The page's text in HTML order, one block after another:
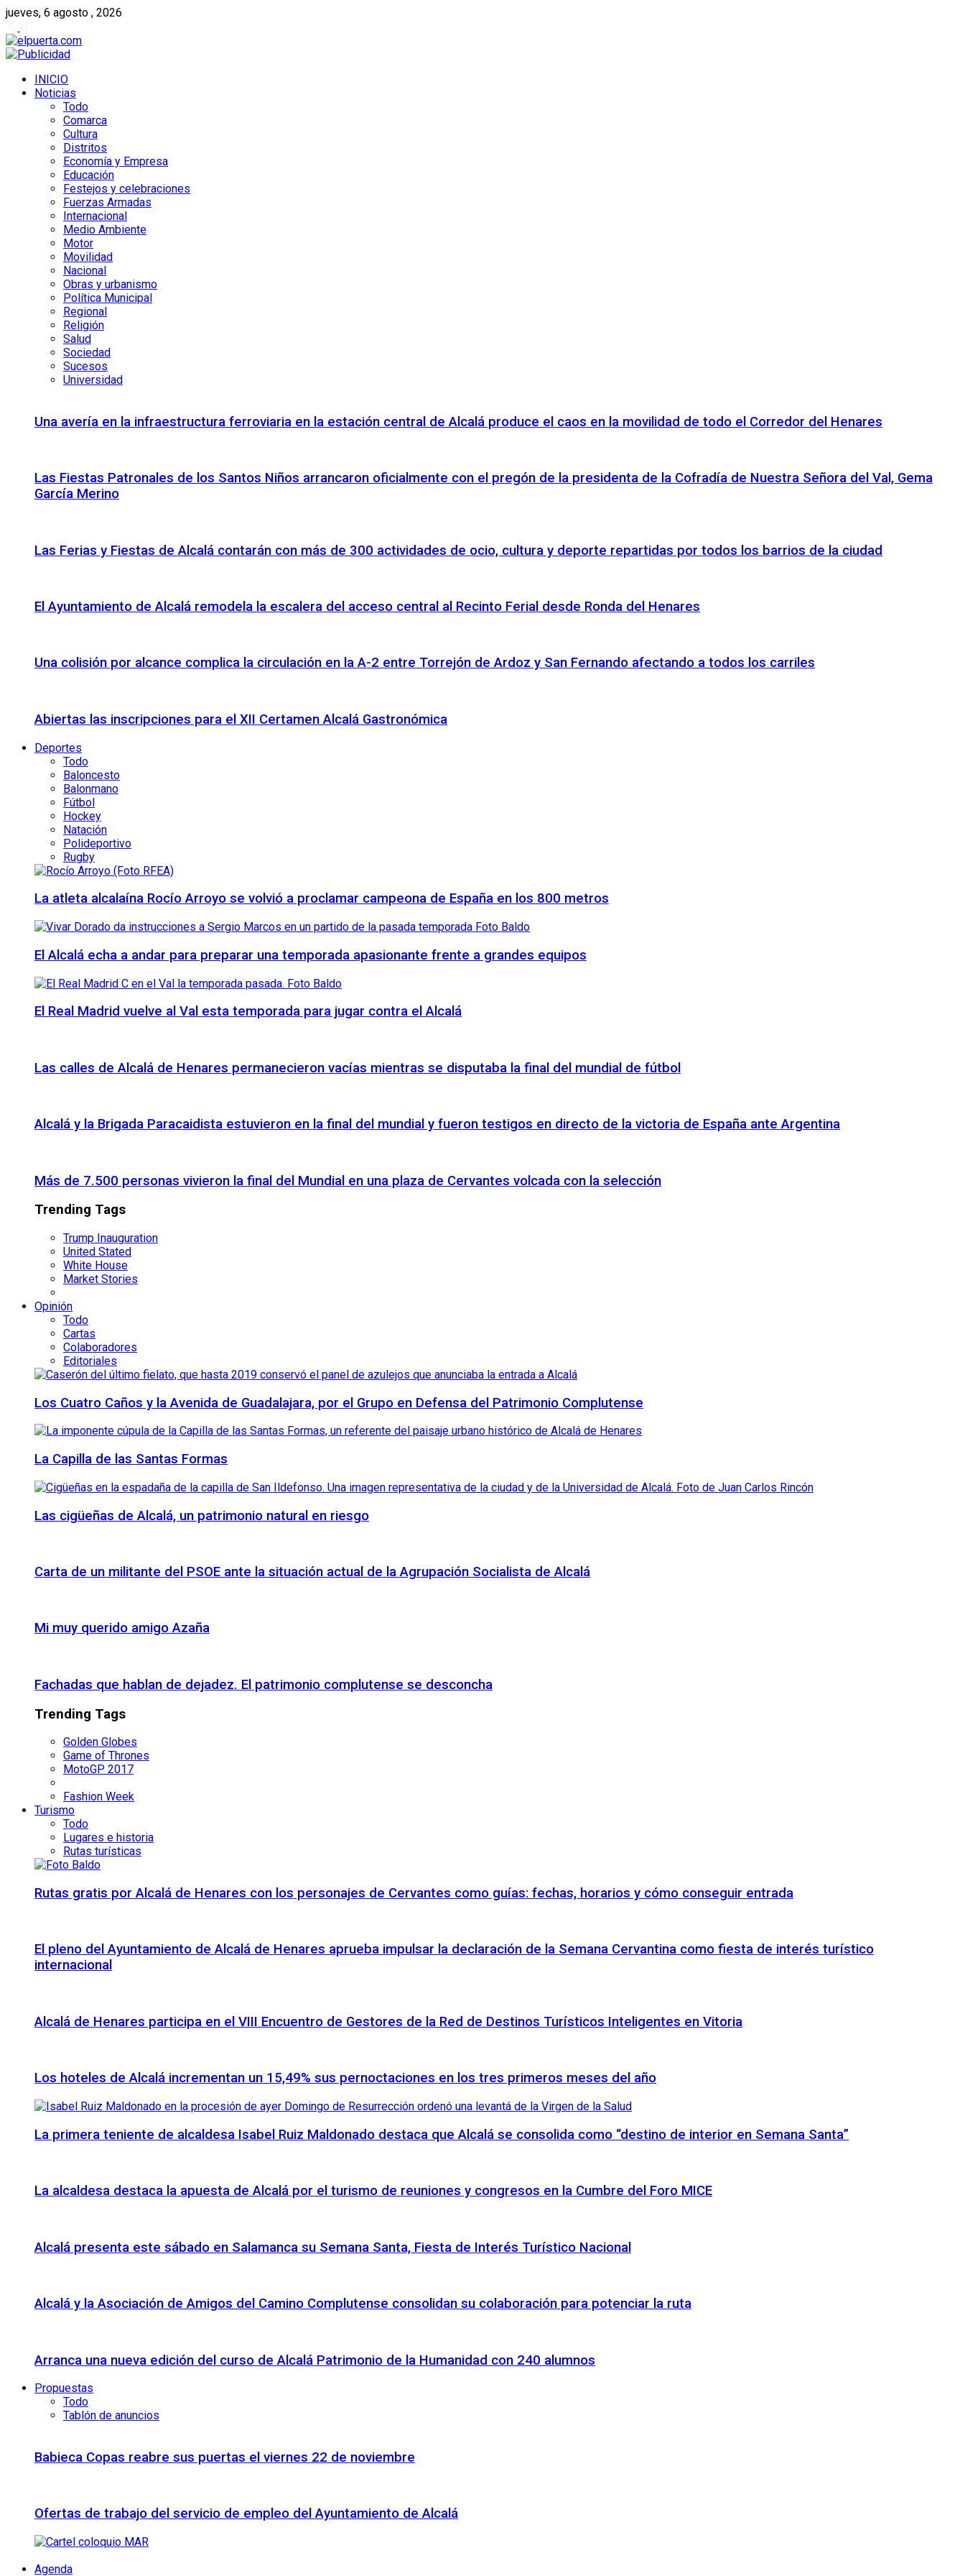
jueves, 6 agosto , 2026
INICIO
Noticias
Todo
Comarca
Cultura
Distritos
Economía y Empresa
Educación
Festejos y celebraciones
Fuerzas Armadas
Internacional
Medio Ambiente
Motor
Movilidad
Nacional
Obras y urbanismo
Política Municipal
Regional
Religión
Salud
Sociedad
Sucesos
Universidad
Una avería en la infraestructura ferroviaria en la estación central de Alcalá produce el caos en la movilidad de todo el Corredor del Henares
Las Fiestas Patronales de los Santos Niños arrancaron oficialmente con el pregón de la presidenta de la Cofradía de Nuestra Señora del Val, Gema
García Merino
Las Ferias y Fiestas de Alcalá contarán con más de 300 actividades de ocio, cultura y deporte repartidas por todos los barrios de la ciudad
El Ayuntamiento de Alcalá remodela la escalera del acceso central al Recinto Ferial desde Ronda del Henares
Una colisión por alcance complica la circulación en la A-2 entre Torrejón de Ardoz y San Fernando afectando a todos los carriles
Abiertas las inscripciones para el XII Certamen Alcalá Gastronómica
Deportes
Todo
Baloncesto
Balonmano
Fútbol
Hockey
Natación
Polideportivo
Rugby
La atleta alcalaína Rocío Arroyo se volvió a proclamar campeona de España en los 800 metros
El Alcalá echa a andar para preparar una temporada apasionante frente a grandes equipos
El Real Madrid vuelve al Val esta temporada para jugar contra el Alcalá
Las calles de Alcalá de Henares permanecieron vacías mientras se disputaba la final del mundial de fútbol
Alcalá y la Brigada Paracaidista estuvieron en la final del mundial y fueron testigos en directo de la victoria de España ante Argentina
Más de 7.500 personas vivieron la final del Mundial en una plaza de Cervantes volcada con la selección
Trending Tags
Trump Inauguration
United Stated
White House
Market Stories
Opinión
Todo
Cartas
Colaboradores
Editoriales
Los Cuatro Caños y la Avenida de Guadalajara, por el Grupo en Defensa del Patrimonio Complutense
La Capilla de las Santas Formas
Las cigüeñas de Alcalá, un patrimonio natural en riesgo
Carta de un militante del PSOE ante la situación actual de la Agrupación Socialista de Alcalá
Mi muy querido amigo Azaña
Fachadas que hablan de dejadez. El patrimonio complutense se desconcha
Trending Tags
Golden Globes
Game of Thrones
MotoGP 2017
Fashion Week
Turismo
Todo
Lugares e historia
Rutas turísticas
Rutas gratis por Alcalá de Henares con los personajes de Cervantes como guías: fechas, horarios y cómo conseguir entrada
El pleno del Ayuntamiento de Alcalá de Henares aprueba impulsar la declaración de la Semana Cervantina como fiesta de interés turístico
internacional
Alcalá de Henares participa en el VIII Encuentro de Gestores de la Red de Destinos Turísticos Inteligentes en Vitoria
Los hoteles de Alcalá incrementan un 15,49% sus pernoctaciones en los tres primeros meses del año
La primera teniente de alcaldesa Isabel Ruiz Maldonado destaca que Alcalá se consolida como “destino de interior en Semana Santa”
La alcaldesa destaca la apuesta de Alcalá por el turismo de reuniones y congresos en la Cumbre del Foro MICE
Alcalá presenta este sábado en Salamanca su Semana Santa, Fiesta de Interés Turístico Nacional
Alcalá y la Asociación de Amigos del Camino Complutense consolidan su colaboración para potenciar la ruta
Arranca una nueva edición del curso de Alcalá Patrimonio de la Humanidad con 240 alumnos
Propuestas
Todo
Tablón de anuncios
Babieca Copas reabre sus puertas el viernes 22 de noviembre
Ofertas de trabajo del servicio de empleo del Ayuntamiento de Alcalá
Agenda